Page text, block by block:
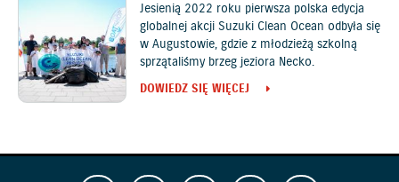
Jesienią 2022 roku pierwsza polska edycja
globalnej akcji Suzuki Clean Ocean odbyła się
w Augustowie, gdzie z młodzieżą szkolną
sprzątaliśmy brzeg jeziora Necko.
DOWIEDZ SIĘ WIĘCEJ